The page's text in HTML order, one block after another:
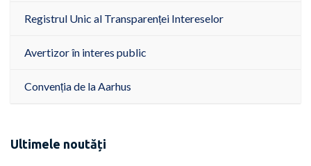
Registrul Unic al Transparenței Intereselor
Avertizor în interes public
Convenția de la Aarhus
Ultimele noutăți